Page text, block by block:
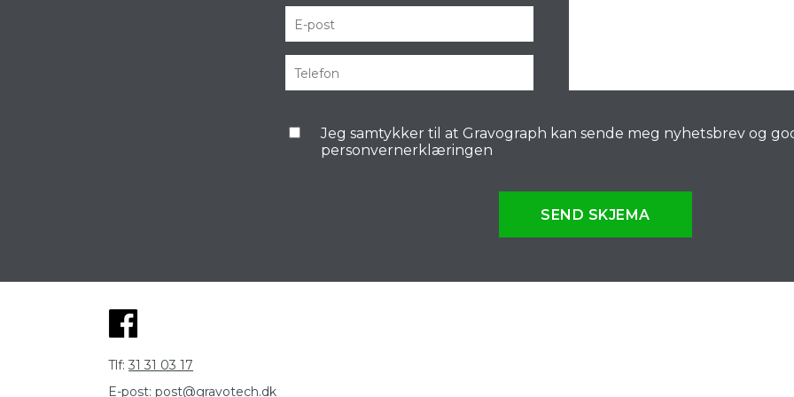
Jeg samtykker til at Gravograph kan sende meg nyhetsbrev og
personvernerklæringen
SEND SKJEMA
Tlf: 31 31 03 17
E-post: post@gravotech.dk